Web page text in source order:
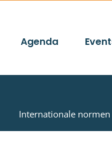
Agenda
Internationale